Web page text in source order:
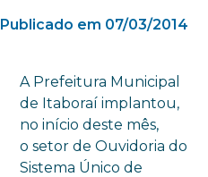
Publicado em 07/03/2014
A Prefeitura Municipal
de Itaboraí implantou,
no início deste mês,
o setor de Ouvidoria do
Sistema Único de